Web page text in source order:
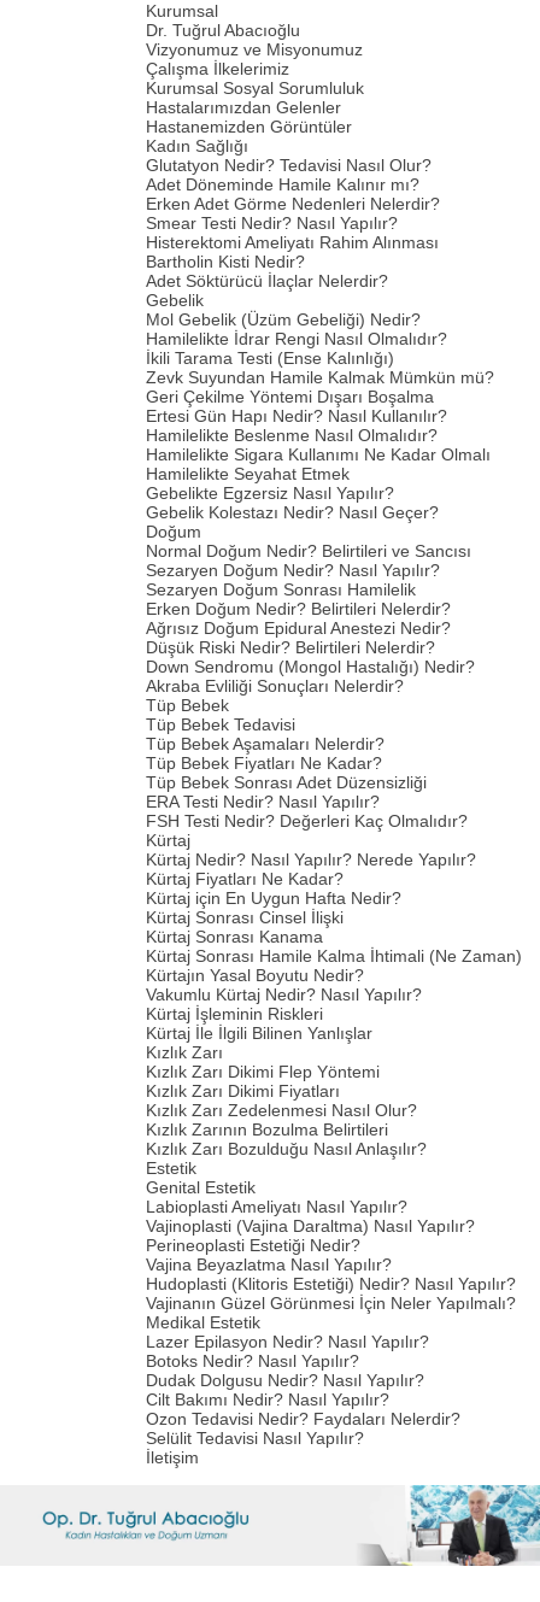
Kurumsal
Dr. Tuğrul Abacıoğlu
Vizyonumuz ve Misyonumuz
Çalışma İlkelerimiz
Kurumsal Sosyal Sorumluluk
Hastalarımızdan Gelenler
Hastanemizden Görüntüler
Kadın Sağlığı
Glutatyon Nedir? Tedavisi Nasıl Olur?
Adet Döneminde Hamile Kalınır mı?
Erken Adet Görme Nedenleri Nelerdir?
Smear Testi Nedir? Nasıl Yapılır?
Histerektomi Ameliyatı Rahim Alınması
Bartholin Kisti Nedir?
Adet Söktürücü İlaçlar Nelerdir?
Gebelik
Mol Gebelik (Üzüm Gebeliği) Nedir?
Hamilelikte İdrar Rengi Nasıl Olmalıdır?
İkili Tarama Testi (Ense Kalınlığı)
Zevk Suyundan Hamile Kalmak Mümkün mü?
Geri Çekilme Yöntemi Dışarı Boşalma
Ertesi Gün Hapı Nedir? Nasıl Kullanılır?
Hamilelikte Beslenme Nasıl Olmalıdır?
Hamilelikte Sigara Kullanımı Ne Kadar Olmalı
Hamilelikte Seyahat Etmek
Gebelikte Egzersiz Nasıl Yapılır?
Gebelik Kolestazı Nedir? Nasıl Geçer?
Doğum
Normal Doğum Nedir? Belirtileri ve Sancısı
Sezaryen Doğum Nedir? Nasıl Yapılır?
Sezaryen Doğum Sonrası Hamilelik
Erken Doğum Nedir? Belirtileri Nelerdir?
Ağrısız Doğum Epidural Anestezi Nedir?
Düşük Riski Nedir? Belirtileri Nelerdir?
Down Sendromu (Mongol Hastalığı) Nedir?
Akraba Evliliği Sonuçları Nelerdir?
Tüp Bebek
Tüp Bebek Tedavisi
Tüp Bebek Aşamaları Nelerdir?
Tüp Bebek Fiyatları Ne Kadar?
Tüp Bebek Sonrası Adet Düzensizliği
ERA Testi Nedir? Nasıl Yapılır?
FSH Testi Nedir? Değerleri Kaç Olmalıdır?
Kürtaj
Kürtaj Nedir? Nasıl Yapılır? Nerede Yapılır?
Kürtaj Fiyatları Ne Kadar?
Kürtaj için En Uygun Hafta Nedir?
Kürtaj Sonrası Cinsel İlişki
Kürtaj Sonrası Kanama
Kürtaj Sonrası Hamile Kalma İhtimali (Ne Zaman)
Kürtajın Yasal Boyutu Nedir?
Vakumlu Kürtaj Nedir? Nasıl Yapılır?
Kürtaj İşleminin Riskleri
Kürtaj İle İlgili Bilinen Yanlışlar
Kızlık Zarı
Kızlık Zarı Dikimi Flep Yöntemi
Kızlık Zarı Dikimi Fiyatları
Kızlık Zarı Zedelenmesi Nasıl Olur?
Kızlık Zarının Bozulma Belirtileri
Kızlık Zarı Bozulduğu Nasıl Anlaşılır?
Estetik
Genital Estetik
Labioplasti Ameliyatı Nasıl Yapılır?
Vajinoplasti (Vajina Daraltma) Nasıl Yapılır?
Perineoplasti Estetiği Nedir?
Vajina Beyazlatma Nasıl Yapılır?
Hudoplasti (Klitoris Estetiği) Nedir? Nasıl Yapılır?
Vajinanın Güzel Görünmesi İçin Neler Yapılmalı?
Medikal Estetik
Lazer Epilasyon Nedir? Nasıl Yapılır?
Botoks Nedir? Nasıl Yapılır?
Dudak Dolgusu Nedir? Nasıl Yapılır?
Cilt Bakımı Nedir? Nasıl Yapılır?
Ozon Tedavisi Nedir? Faydaları Nelerdir?
Selülit Tedavisi Nasıl Yapılır?
İletişim